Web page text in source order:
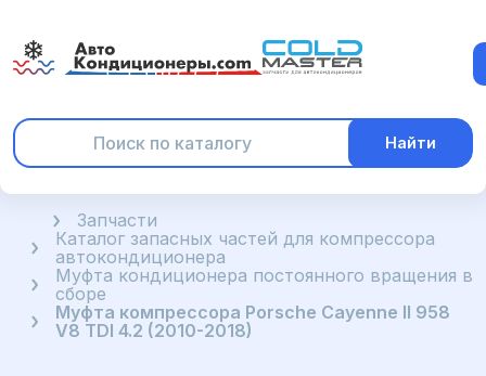
Найти
ГлавнаяЗапчасти
Каталог запасных частей для компрессора
автокондиционера
Муфта кондиционера постоянного вращения в
сборе
Муфта компрессора Porsche Cayenne II 958
V8 TDI 4.2 (2010-2018)